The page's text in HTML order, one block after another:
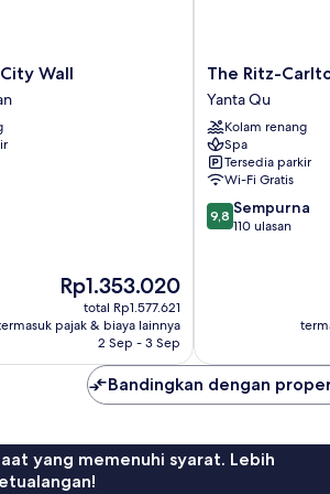
Wall
Harga
sekarang
Rp1.353.020
Rp1.353.020
total Rp1.577.621
pajak & biaya lainnya
2 Sep - 3 Sep
The
Ritz-
Carlton,
Xi'an
Yanta
Qu
The Ritz-
Yanta Qu
Kolam renang
Spa
Tersedia parkir
Wi-Fi Gratis
9.8
dari
9,8 Sempurna
110 ulasan
Bandingkan dengan
yang memenuhi syarat. Lebih